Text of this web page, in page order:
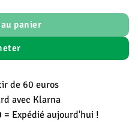
panier
de 60 euros
avec Klarna
= Expédié aujourd'hui !